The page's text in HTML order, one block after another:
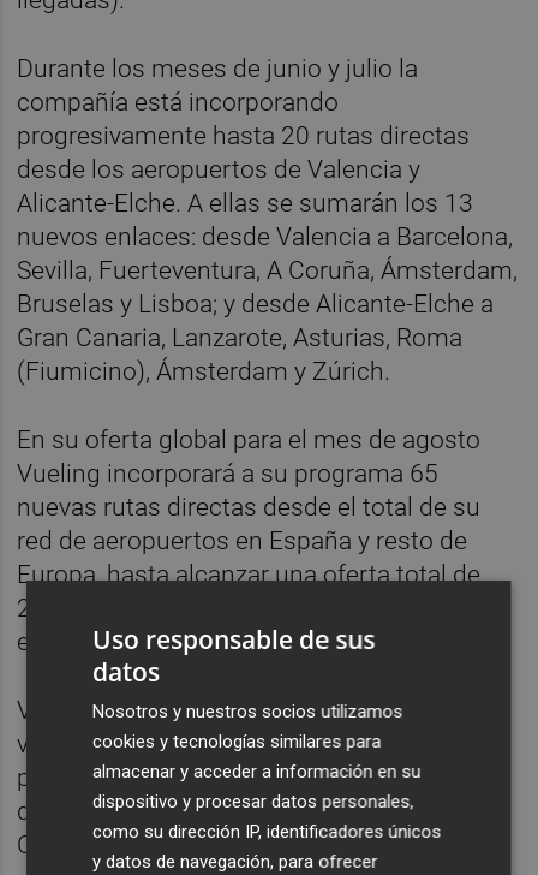
Durante los meses de junio y julio la
compañía está incorporando
progresivamente hasta 20 rutas directas
desde los aeropuertos de Valencia y
Alicante-Elche. A ellas se sumarán los 13
nuevos enlaces: desde Valencia a Barcelona,
Sevilla, Fuerteventura, A Coruña, Ámsterdam,
Bruselas y Lisboa; y desde Alicante-Elche a
Gran Canaria, Lanzarote, Asturias, Roma
(Fiumicino), Ámsterdam y Zúrich.
En su oferta global para el mes de agosto
Vueling incorporará a su programa 65
nuevas rutas directas desde el total de su
red de aeropuertos en España y resto de
Europa, hasta alcanzar una oferta total de
240 rutas (95 de ellas domésticas),
equivalente a unos 2.800 vuelos semanales.
Vueling puso en marcha su programa de
verano 2020 el 22 de junio, retomando
progresivamente sus rutas tras tres meses
de restricciones en el sector aéreo debido al
COVID-19.
Uso responsable de sus
datos
Nosotros y nuestros socios utilizamos
cookies y tecnologías similares para
almacenar y acceder a información en su
dispositivo y procesar datos personales,
como su dirección IP, identificadores únicos
y datos de navegación, para ofrecer